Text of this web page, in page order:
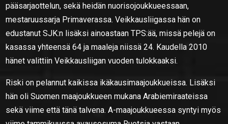
pääsarjaottelun, sekä heidän nuorisojoukkueessaan,
mestaruussarja Primaverassa. Veikkausliigassa hän on
edustanut SJK:n lisäksi ainoastaan TPS:ää, missä pelejä on
kasassa yhteensä 64 ja maaleja niissä 24. Kaudella 2010
hänet valittiin Veikkausliigan vuoden tulokkaaksi.
Riski on pelannut kaikissa ikäkausimaajoukkueissa. Lisäksi
hän oli Suomen maajoukkueen mukana Arabiemiraateissa
sekä viime että tänä talvena. A-maajoukkueessa syntyi myös